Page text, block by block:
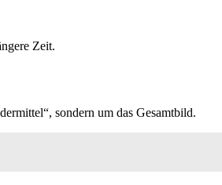
Zeit.
sondern um das Gesamtbild.